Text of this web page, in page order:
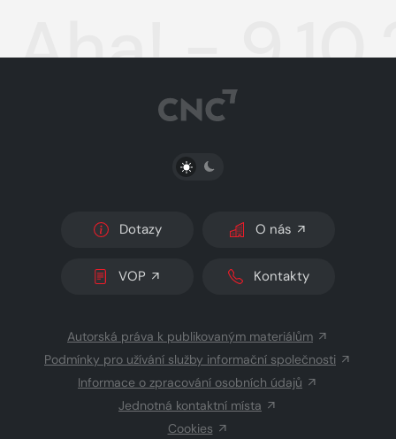
Aha! -
PŘEPNOUT SVĚTLÝ/TMAVÝ REŽIM
Dotazy O nás
VOP Kontakty
Autorská práva k publikovaným materiálům
Podmínky pro užívání služby informační společnosti
Informace o zpracování osobních údajů
Jednotná kontaktní místa
Cookies